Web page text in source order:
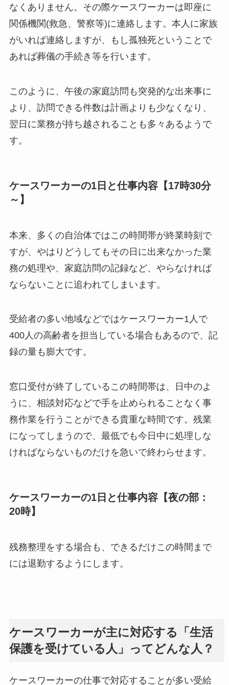
なくありません。その際ケースワーカーは即座に
関係機関(救急、警察等)に連絡します。本人に家族
がいれば連絡しますが、もし孤独死ということで
あれば葬儀の手続き等を行います。
このように、午後の家庭訪問も突発的な出来事に
より、訪問できる件数は計画よりも少なくなり、
翌日に業務が持ち越されることも多々あるようで
す。
ケースワーカーの1日と仕事内容【17時30分
～】
本来、多くの自治体ではこの時間帯が終業時刻で
すが、やはりどうしてもその日に出来なかった業
務の処理や、家庭訪問の記録など、やらなければ
ならないことに追われてしまいます。
受給者の多い地域などではケースワーカー1人で
400人の高齢者を担当している場合もあるので、記
録の量も膨大です。
窓口受付が終了しているこの時間帯は、日中のよ
うに、相談対応などで手を止められることなく事
務作業を行うことができる貴重な時間です。残業
になってしまうので、最低でも今日中に処理しな
ければならないものだけを急いで終わらせます。
ケースワーカーの1日と仕事内容【夜の部：
20時】
残務整理をする場合も、できるだけこの時間まで
には退勤するようにします。
ケースワーカーが主に対応する「生活
保護を受けている人」ってどんな人？
ケースワーカーの仕事で対応することが多い受給